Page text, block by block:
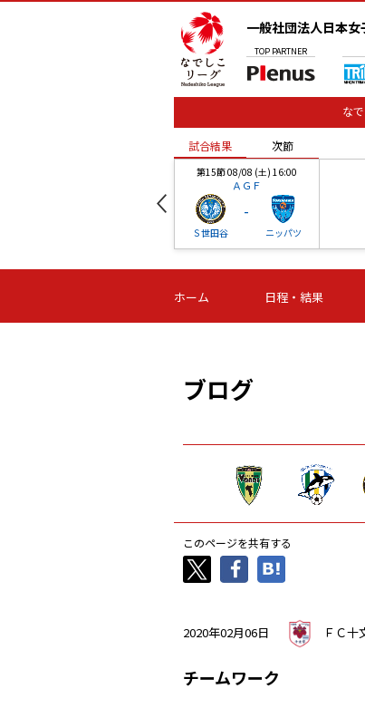
一般社団法人日本
TOP PARTNER
な
試合結果 次節
第15節 08/08 (土) 16:00
ＡＧＦ
Ｓ世田谷
-
ニッパツ
-
第16節 09/05 (土) 15:00
ニッパツ
-
第
試合結果 次節
ホーム 日程・結果
ブログ
このページを共有する
2020年02月06日 ＦＣ十
チームワーク